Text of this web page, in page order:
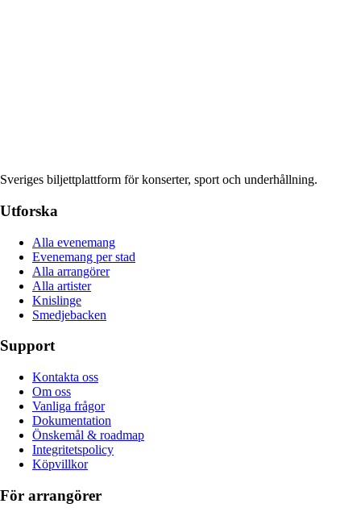
Sveriges biljettplattform för konserter, sport och underhållning.
Utforska
Alla evenemang
Evenemang per stad
Alla arrangörer
Alla artister
Knislinge
Smedjebacken
Support
Kontakta oss
Om oss
Vanliga frågor
Dokumentation
Önskemål & roadmap
Integritetspolicy
Köpvillkor
För arrangörer